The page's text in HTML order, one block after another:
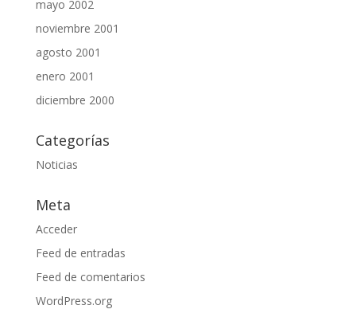
mayo 2002
noviembre 2001
agosto 2001
enero 2001
diciembre 2000
Categorías
Noticias
Meta
Acceder
Feed de entradas
Feed de comentarios
WordPress.org